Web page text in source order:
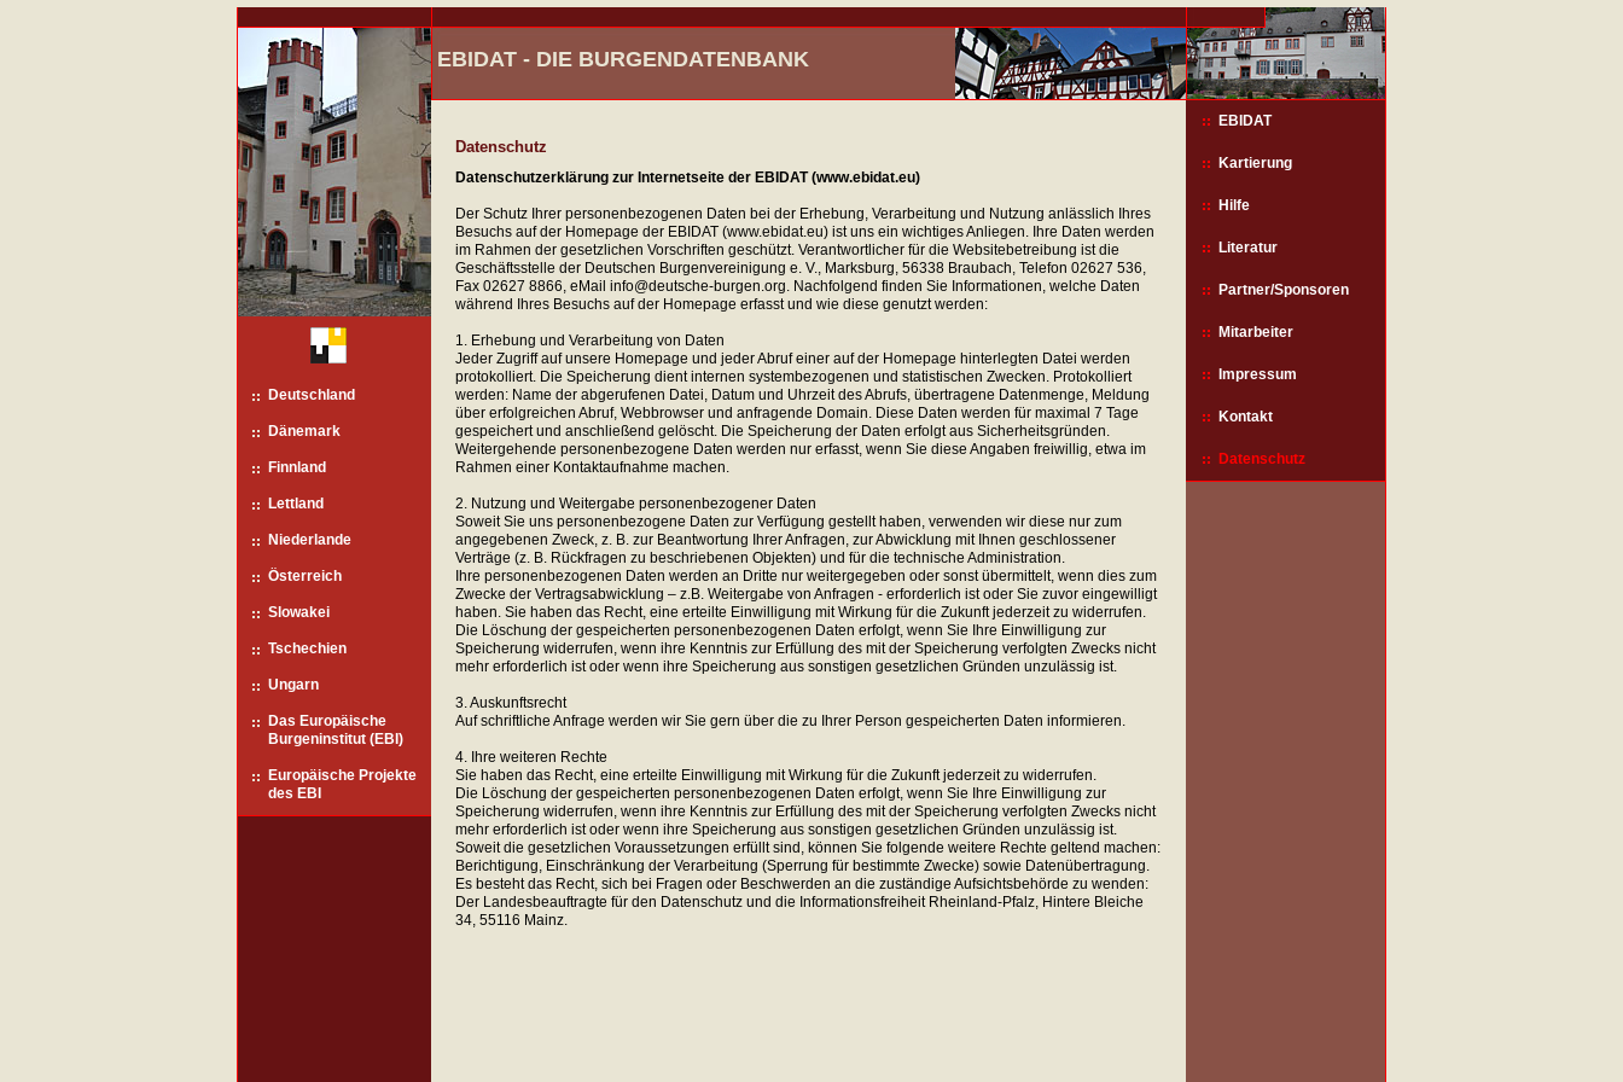
EBIDAT - DIE BURGENDATENBANK
Deutschland
Dänemark
Finnland
Lettland
Niederlande
Österreich
Slowakei
Tschechien
Ungarn
Das Europäische
Burgeninstitut (EBI)
Europäische Projekte
des EBI
Datenschutz
Datenschutzerklärung zur Internetseite der EBIDAT (www.ebidat.eu)
Der Schutz Ihrer personenbezogenen Daten bei der Erhebung, Verarbeitung und Nutzung anlässlich Ihres
Besuchs auf der Homepage der EBIDAT (www.ebidat.eu) ist uns ein wichtiges Anliegen. Ihre Daten werden
im Rahmen der gesetzlichen Vorschriften geschützt. Verantwortlicher für die Websitebetreibung ist die
Geschäftsstelle der Deutschen Burgenvereinigung e. V., Marksburg, 56338 Braubach, Telefon 02627 536,
Fax 02627 8866, eMail info@deutsche-burgen.org. Nachfolgend finden Sie Informationen, welche Daten
während Ihres Besuchs auf der Homepage erfasst und wie diese genutzt werden:
1. Erhebung und Verarbeitung von Daten
Jeder Zugriff auf unsere Homepage und jeder Abruf einer auf der Homepage hinterlegten Datei werden
protokolliert. Die Speicherung dient internen systembezogenen und statistischen Zwecken. Protokolliert
werden: Name der abgerufenen Datei, Datum und Uhrzeit des Abrufs, übertragene Datenmenge, Meldung
über erfolgreichen Abruf, Webbrowser und anfragende Domain. Diese Daten werden für maximal 7 Tage
gespeichert und anschließend gelöscht. Die Speicherung der Daten erfolgt aus Sicherheitsgründen.
Weitergehende personenbezogene Daten werden nur erfasst, wenn Sie diese Angaben freiwillig, etwa im
Rahmen einer Kontaktaufnahme machen.
2. Nutzung und Weitergabe personenbezogener Daten
Soweit Sie uns personenbezogene Daten zur Verfügung gestellt haben, verwenden wir diese nur zum
angegebenen Zweck, z. B. zur Beantwortung Ihrer Anfragen, zur Abwicklung mit Ihnen geschlossener
Verträge (z. B. Rückfragen zu beschriebenen Objekten) und für die technische Administration.
Ihre personenbezogenen Daten werden an Dritte nur weitergegeben oder sonst übermittelt, wenn dies zum
Zwecke der Vertragsabwicklung – z.B. Weitergabe von Anfragen - erforderlich ist oder Sie zuvor eingewilligt
haben. Sie haben das Recht, eine erteilte Einwilligung mit Wirkung für die Zukunft jederzeit zu widerrufen.
Die Löschung der gespeicherten personenbezogenen Daten erfolgt, wenn Sie Ihre Einwilligung zur
Speicherung widerrufen, wenn ihre Kenntnis zur Erfüllung des mit der Speicherung verfolgten Zwecks nicht
mehr erforderlich ist oder wenn ihre Speicherung aus sonstigen gesetzlichen Gründen unzulässig ist.
3. Auskunftsrecht
Auf schriftliche Anfrage werden wir Sie gern über die zu Ihrer Person gespeicherten Daten informieren.
4. Ihre weiteren Rechte
Sie haben das Recht, eine erteilte Einwilligung mit Wirkung für die Zukunft jederzeit zu widerrufen.
Die Löschung der gespeicherten personenbezogenen Daten erfolgt, wenn Sie Ihre Einwilligung zur
Speicherung widerrufen, wenn ihre Kenntnis zur Erfüllung des mit der Speicherung verfolgten Zwecks nicht
mehr erforderlich ist oder wenn ihre Speicherung aus sonstigen gesetzlichen Gründen unzulässig ist.
Soweit die gesetzlichen Voraussetzungen erfüllt sind, können Sie folgende weitere Rechte geltend machen:
Berichtigung, Einschränkung der Verarbeitung (Sperrung für bestimmte Zwecke) sowie Datenübertragung.
Es besteht das Recht, sich bei Fragen oder Beschwerden an die zuständige Aufsichtsbehörde zu wenden:
Der Landesbeauftragte für den Datenschutz und die Informationsfreiheit Rheinland-Pfalz, Hintere Bleiche
34, 55116 Mainz.
EBIDAT
Kartierung
Hilfe
Literatur
Partner/Sponsoren
Mitarbeiter
Impressum
Kontakt
Datenschutz